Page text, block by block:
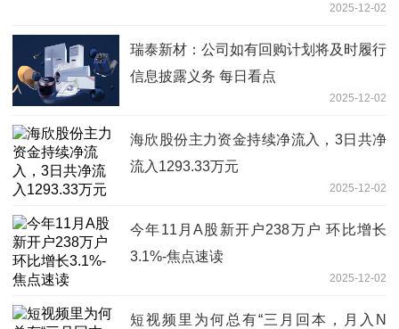
2025-12-02
瑞泰新材：公司如有回购计划将及时履行
信息披露义务 每日看点
2025-12-02
海欣股份主力资金持续净流入，3日共净
流入1293.33万元
2025-12-02
今年11月A股新开户238万户 环比增长
3.1%-焦点速读
2025-12-02
短视频里为何总有“三月回本，月入N